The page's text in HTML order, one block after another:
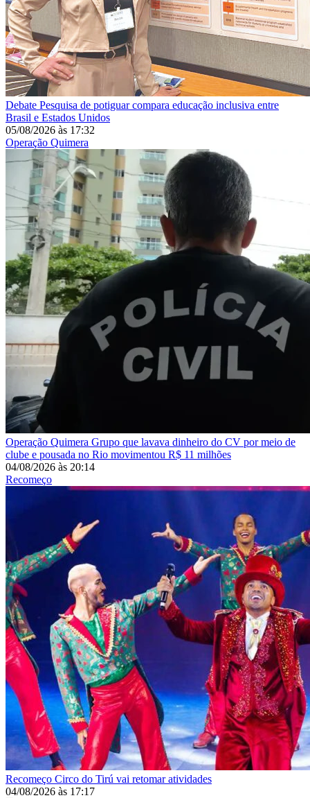
Debate Pesquisa de potiguar compara educação inclusiva entre
Brasil e Estados Unidos
05/08/2026 às 17:32
Operação Quimera
Operação Quimera Grupo que lavava dinheiro do CV por meio de
clube e pousada no Rio movimentou R$ 11 milhões
04/08/2026 às 20:14
Recomeço
Recomeço Circo do Tirú vai retomar atividades
04/08/2026 às 17:17